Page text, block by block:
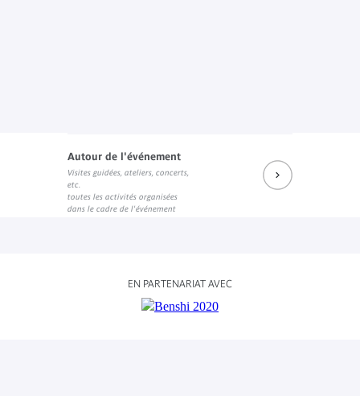
Autour de l'événement
Visites guidées, ateliers, concerts,
etc.
toutes les activités organisées
dans le cadre de l'événement
EN PARTENARIAT AVEC